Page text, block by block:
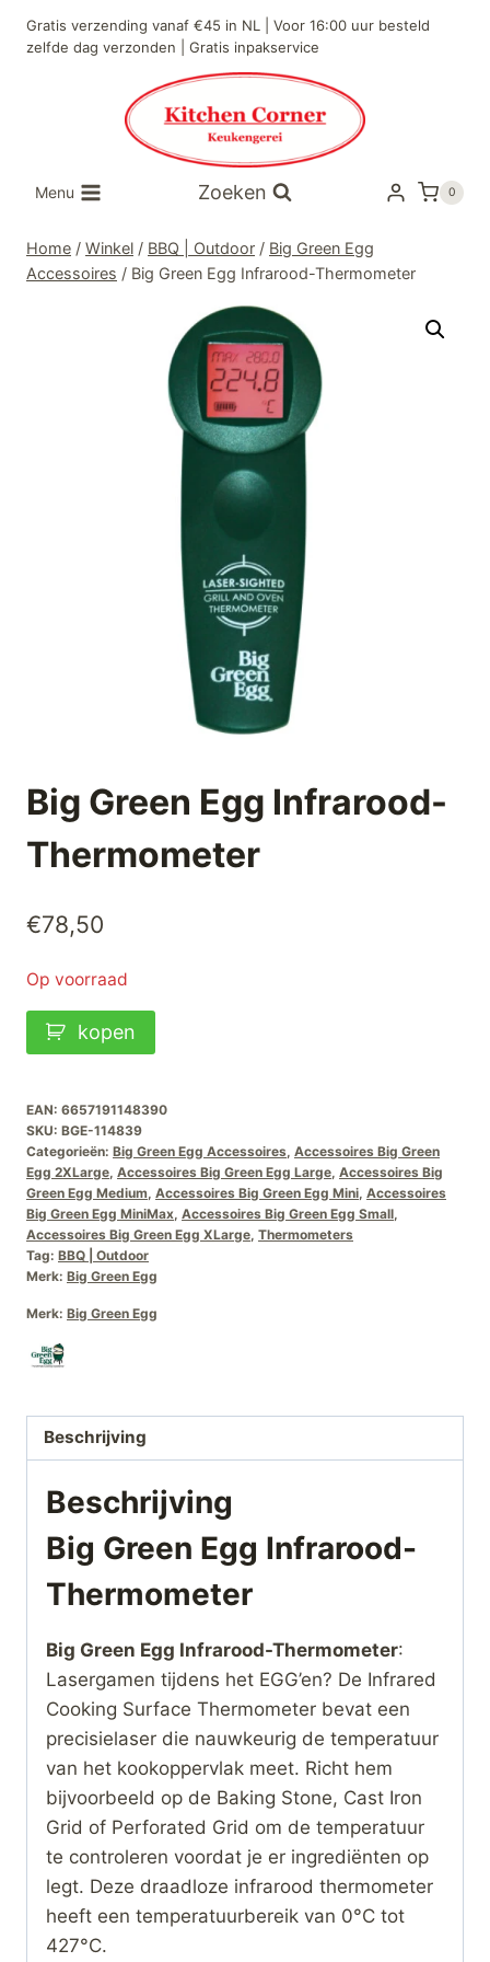
naar
Gratis verzending vanaf €45 in NL | Voor 16:00 uur besteld
zelfde dag verzonden | Gratis inpakservice
Menu Zoeken 0
Home / Winkel / BBQ | Outdoor / Big Green Egg
Accessoires / Big Green Egg Infrarood-Thermometer
Big Green Egg Infrarood-
Thermometer
€78,50
Op voorraad
Big
Green
Infrarood-
Thermometer
aantal
kopen
EAN: 6657191148390
SKU: BGE-114839
Categorieën: Big Green Egg Accessoires, Accessoires Big Green
Egg 2XLarge, Accessoires Big Green Egg Large, Accessoires Big
Green Egg Medium, Accessoires Big Green Egg Mini, Accessoires
Big Green Egg MiniMax, Accessoires Big Green Egg Small,
Accessoires Big Green Egg XLarge, Thermometers
Tag: BBQ | Outdoor
Merk: Big Green Egg
Merk: Big Green Egg
Beschrijving
Beschrijving
Big Green Egg Infrarood-
Thermometer
Big Green Egg Infrarood-Thermometer:
Lasergamen tijdens het EGG’en? De Infrared
Cooking Surface Thermometer bevat een
precisielaser die nauwkeurig de temperatuur
van het kookoppervlak meet. Richt hem
bijvoorbeeld op de Baking Stone, Cast Iron
Grid of Perforated Grid om de temperatuur
te controleren voordat je er ingrediënten op
legt. Deze draadloze infrarood thermometer
heeft een temperatuurbereik van 0°C tot
427°C.